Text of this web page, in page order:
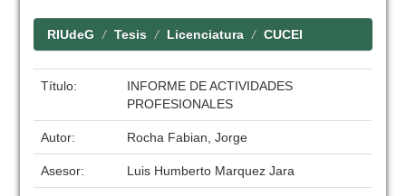
RIUdeG Tesis Licenciatura CUCEI
Título:
INFORME DE ACTIVIDADES
PROFESIONALES
Autor: Rocha Fabian, Jorge
Asesor: Luis Humberto Marquez Jara